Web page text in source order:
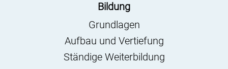
Bildung
Grundlagen
Aufbau und Vertiefung
Ständige Weiterbildung